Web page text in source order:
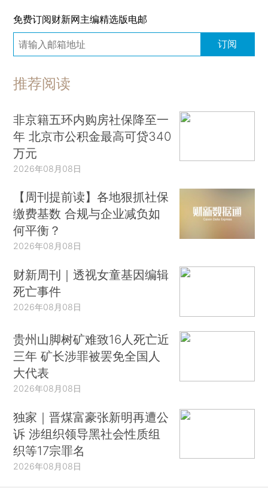
些线索，表明新冠病毒可能通过细胞表面的ACE2
受体直接感染血管内皮细胞和血小板（这两者为血
液凝集成块的成分）。不过，凝血过程也可能是由
不是一个单一事件。
此外，无论是由病毒直接作用还是炎症所致，
新冠感染者的一个主要特征是脉管系统受到损害，
由此导致的血管功能障碍（称为内皮病变）可引起
凝血。研究受新冠病毒影响的各种器官，也发可现
内皮病变是新冠病毒病的主要表现。例如，感染者
的心脏就表现出血管炎以及内皮细胞损伤和功能障
碍等主要症状。
随着越来越多的新冠患者出现凝血问题，研究
人员展开临床试验，以评估血液稀释剂的治疗效
果。一项国际合作启动了三项此类试验：REMAP-
CAP、ACTIV-4和ATTACC。但是，目前得到的结
和凝血是“非此即彼”的互补关系，但事实并非如此
——试验的中期结果（包括来自世界各地300家医
院的1000多名患者的数据，尚未经过同行审查）显
示，血液稀释剂也许会增加重症新冠患者大出血的
可能性，导致更糟糕的结果；但同时，它又可以减
少中症病患（住院但未入ICU）的并发症。这说
明，起码在症状较轻的COVID-19病例中，防止血
栓形成有助于阻止更严重的问题，但是存在一个阈
值，当患者的血管已经受损并充满了血栓时，使用
免费订阅财新网主编精选版电邮
订阅
推荐阅读
非京籍五环内购房社保降至一
年 北京市公积金最高可贷340
万元
2026年08月08日
【周刊提前读】各地狠抓社保
缴费基数 合规与企业减负如
何平衡？
2026年08月08日
财新周刊｜透视女童基因编辑
死亡事件
2026年08月08日
贵州山脚树矿难致16人死亡近
三年 矿长涉罪被罢免全国人
大代表
2026年08月08日
独家｜晋煤富豪张新明再遭公
诉 涉组织领导黑社会性质组
织等17宗罪名
2026年08月08日